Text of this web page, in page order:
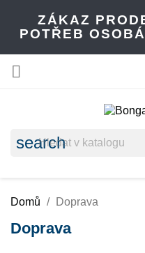
ZÁKAZ
POTŘEB

search
Domů Doprava
Doprava